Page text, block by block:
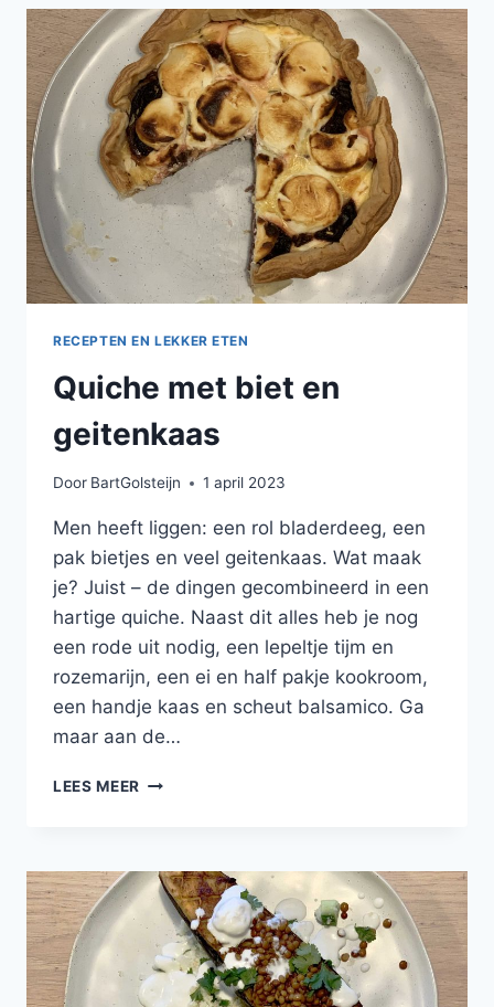
PAPRIKA,
RODE
UI
EN
MOZZARELLA
RECEPTEN EN LEKKER ETEN
Quiche met biet en
geitenkaas
Door BartGolsteijn 1 april 2023
Men heeft liggen: een rol bladerdeeg, een
pak bietjes en veel geitenkaas. Wat maak
je? Juist – de dingen gecombineerd in een
hartige quiche. Naast dit alles heb je nog
een rode uit nodig, een lepeltje tijm en
rozemarijn, een ei en half pakje kookroom,
een handje kaas en scheut balsamico. Ga
maar aan de…
LEES MEER QUICHE
GEITENKAAS